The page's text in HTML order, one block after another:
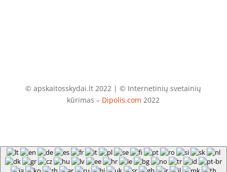
© apskaitosskydai.lt 2022 | © Internetinių svetainių
kūrimas – Dipolis.com 2022